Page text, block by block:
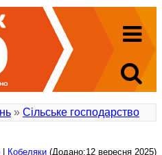
» Сільське господарство
Кобеляки (Додано:12 вересня 2025)